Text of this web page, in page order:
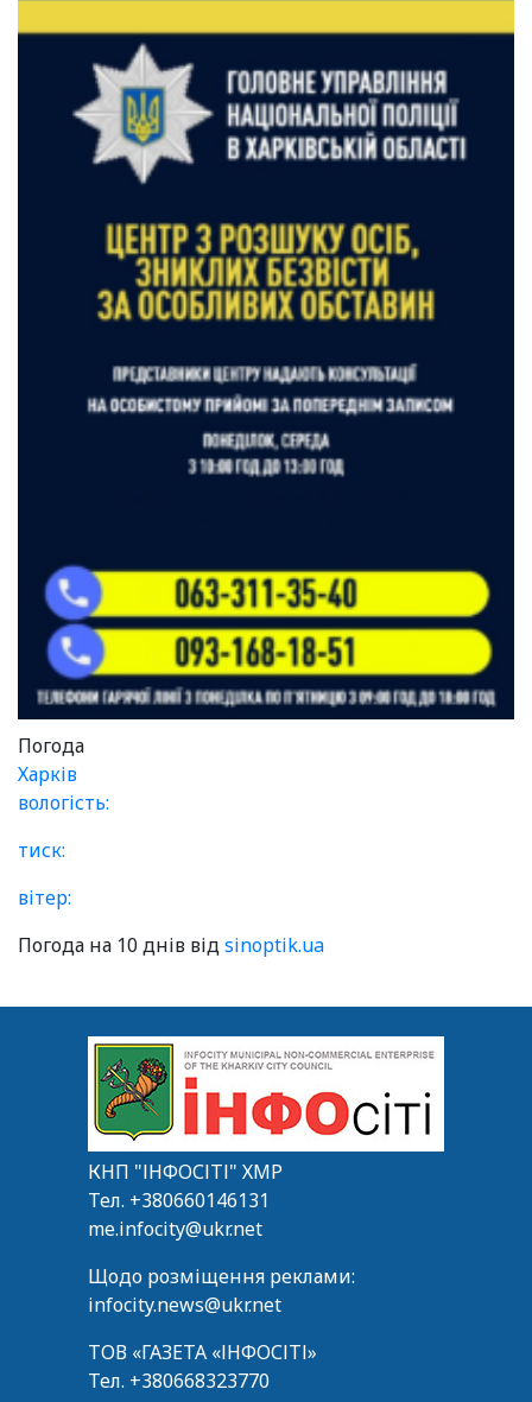
Погода
Харків
вологість:
тиск:
вітер:
Погода на 10 днів відsinoptik.ua
КНП "ІНФОСІТІ" ХМР
Тел. +380660146131
me.infocity@ukr.net
Щодо розміщення реклами:
infocity.news@ukr.net
ТОВ «ГАЗЕТА «ІНФОСІТІ»
Тел. +380668323770